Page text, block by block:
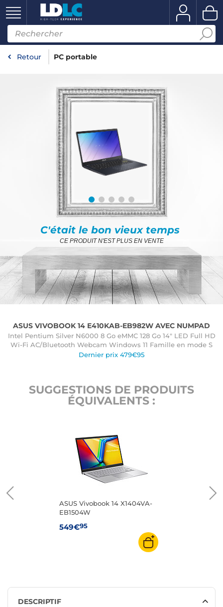
Retour PC portable
C'était le bon vieux temps
CE PRODUIT N'EST PLUS EN VENTE
ASUS VIVOBOOK 14 E410KAB-EB982W AVEC NUMPAD
Intel Pentium Silver N6000 8 Go eMMC 128 Go 14" LED Full HD
Wi-Fi AC/Bluetooth Webcam Windows 11 Famille en mode S
Dernier prix 479€95
SUGGESTIONS DE PRODUITS
ÉQUIVALENTS :
ASUS Vivobook 14 X1404VA-
EB1504W
549€95
DESCRIPTIF